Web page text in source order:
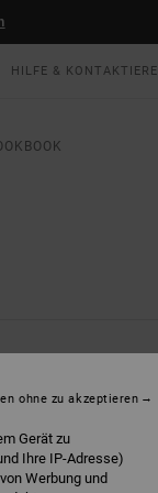
HILFE & KONTAKTIERE
Gerät zu
Ihre IP-Adresse)
Werbung und
ohne zu akzeptieren